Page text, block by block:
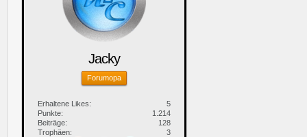
Jacky
Forumopa
Erhaltene Likes
5
Punkte
1.214
Beiträge
128
Trophäen
3